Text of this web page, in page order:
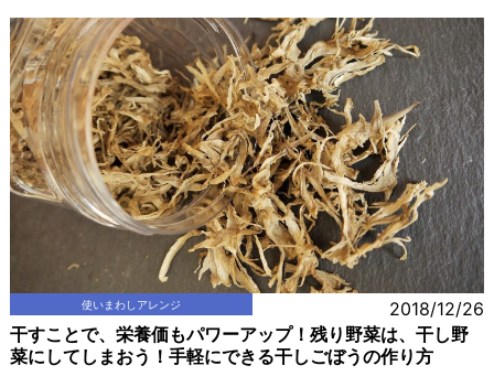
使いまわしアレンジ 2018/12/26
干すことで、栄養価もパワーアップ！残り野菜は、干し野
菜にしてしまおう！手軽にできる干しごぼうの作り方